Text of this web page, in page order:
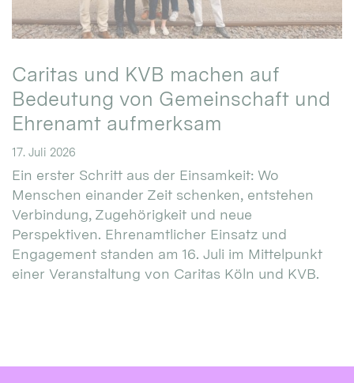
Caritas und KVB machen auf
Bedeutung von Gemeinschaft und
Ehrenamt aufmerksam
17. Juli 2026
Ein erster Schritt aus der Einsamkeit: Wo
Menschen einander Zeit schenken, entstehen
Verbindung, Zugehörigkeit und neue
Perspektiven. Ehrenamtlicher Einsatz und
Engagement standen am 16. Juli im Mittelpunkt
einer Veranstaltung von Caritas Köln und KVB.